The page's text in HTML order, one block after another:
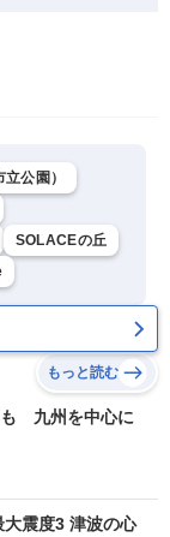
公園）
SOLACEの丘
もっと読む
も 九州を中心に
震度3 津波の心